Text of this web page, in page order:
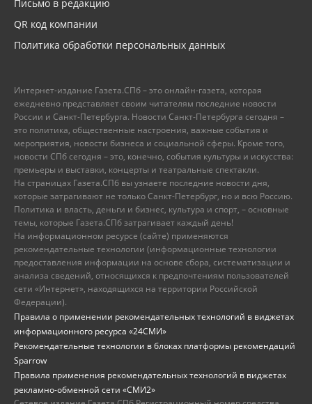
Письмо в редакцию
QR код компании
Политика обработки персональных данных
Интернет-издание Газета.СПб – это онлайн-газета, которая
ежедневно представляет своим читателям последние новости
России и Санкт-Петербурга. Новости Санкт-Петербурга сегодня –
это политика, общественные настроения, важные события и
мероприятия, новости бизнеса и социальной сферы. Кроме того,
новости СПб сегодня – это, конечно, события культуры и искусства:
премьеры и выставки, концерты и театральные спектакли.
На страницах Газета.СПб вы узнаете последние новости дня,
которые затрагивают не только Санкт-Петербург, но и всю Россию.
Политика и власть, деньги и бизнес, культура и спорт, – основные
темы, которые Газета.СПб затрагивает каждый день!
На информационном ресурсе (сайте) применяются
рекомендательные технологии (информационные технологии
предоставления информации на основе сбора, систематизации и
анализа сведений, относящихся к предпочтениям пользователей
сети «Интернет», находящихся на территории Российской
Федерации).
Правила о применении рекомендательных технологий в виджетах
информационного ресурса «24СМИ»
Рекомендательные технологии в блоках платформы рекомендаций
Sparrow
Правила применения рекомендательных технологий в виджетах
рекламно-обменной сети «СМИ2»